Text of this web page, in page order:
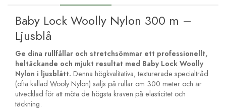
Baby Lock Woolly Nylon 300 m –
Ljusblå
Ge dina rullfållar och stretchsömmar ett professionellt,
heltäckande och mjukt resultat med Baby Lock Woolly
Nylon i ljusblått. Denna högkvalitativa, texturerade specialtråd
(ofta kallad Wooly Nylon) säljs på rullar om 300 meter och är
utvecklad för att möta de högsta kraven på elasticitet och
täckning.